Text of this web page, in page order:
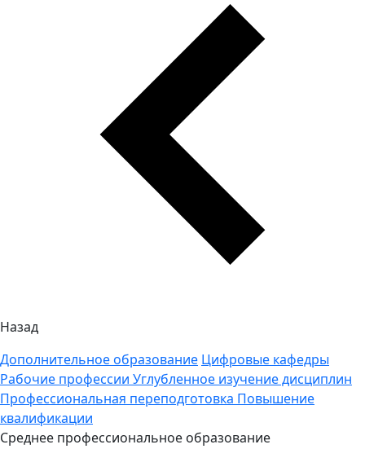
Назад
Дополнительное образование Цифровые кафедры
Рабочие профессии Углубленное изучение дисциплин
Профессиональная переподготовка Повышение
квалификации
Среднее профессиональное образование